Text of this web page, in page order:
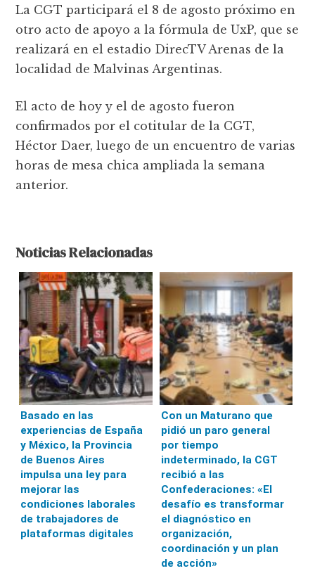
La CGT participará el 8 de agosto próximo en
otro acto de apoyo a la fórmula de UxP, que se
realizará en el estadio DirecTV Arenas de la
localidad de Malvinas Argentinas.
El acto de hoy y el de agosto fueron
confirmados por el cotitular de la CGT,
Héctor Daer, luego de un encuentro de varias
horas de mesa chica ampliada la semana
anterior.
Noticias Relacionadas
Basado en las
experiencias de España
y México, la Provincia
de Buenos Aires
impulsa una ley para
mejorar las
condiciones laborales
de trabajadores de
plataformas digitales
Con un Maturano que
pidió un paro general
por tiempo
indeterminado, la CGT
recibió a las
Confederaciones: «El
desafío es transformar
el diagnóstico en
organización,
coordinación y un plan
de acción»